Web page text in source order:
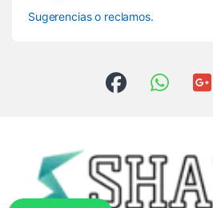
Sugerencias o reclamos.